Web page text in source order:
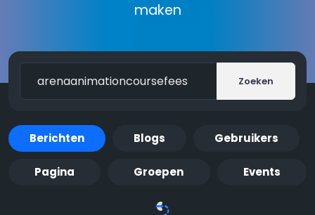
maken
Zoeken
Berichten Blogs Gebruikers
Pagina Groepen Events